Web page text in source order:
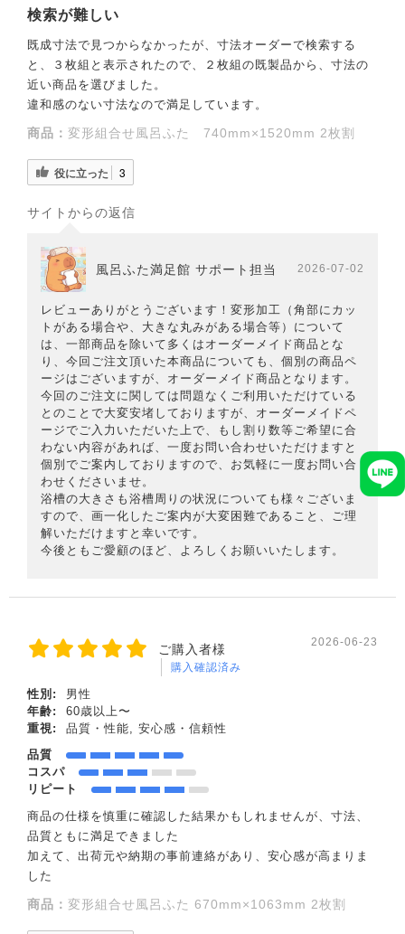
検索が難しい
既成寸法で見つからなかったが、寸法オーダーで検索する
と、３枚組と表示されたので、２枚組の既製品から、寸法の
近い商品を選びました。
違和感のない寸法なので満足しています。
商品： 変形組合せ風呂ふた 740mm×1520mm 2枚割
役に立った 3
サイトからの返信
風呂ふた満足館 サポート担当 2026-07-02
レビューありがとうございます！変形加工（角部にカッ
トがある場合や、大きな丸みがある場合等）について
は、一部商品を除いて多くはオーダーメイド商品とな
り、今回ご注文頂いた本商品についても、個別の商品ペ
ージはございますが、オーダーメイド商品となります。
今回のご注文に関しては問題なくご利用いただけている
とのことで大変安堵しておりますが、オーダーメイドペ
ージでご入力いただいた上で、もし割り数等ご希望に合
わない内容があれば、一度お問い合わせいただけますと
個別でご案内しておりますので、お気軽に一度お問い合
わせくださいませ。
浴槽の大きさも浴槽周りの状況についても様々ございま
すので、画一化したご案内が大変困難であること、ご理
解いただけますと幸いです。
今後ともご愛顧のほど、よろしくお願いいたします。
ご購入者様
購入確認済み
2026-06-23
性別:
男性
年齢:
60歳以上〜
重視:
品質・性能, 安心感・信頼性
品質
コスパ
リピート
商品の仕様を慎重に確認した結果かもしれませんが、寸法、
品質ともに満足できました
加えて、出荷元や納期の事前連絡があり、安心感が高まりま
した
商品： 変形組合せ風呂ふた 670mm×1063mm 2枚割